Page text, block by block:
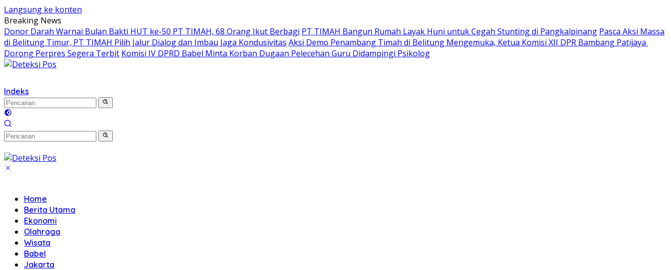
Langsung ke konten
Breaking News
Donor Darah Warnai Bulan Bakti HUT ke-50 PT TIMAH, 68 Orang Ikut Berbagi PT TIMAH Bangun Rumah Layak Huni untuk Cegah Stunting di Pangkalpinang Pasca Aksi Massa
di Belitung Timur, PT TIMAH Pilih Jalur Dialog dan Imbau Jaga Kondusivitas Aksi Demo Penambang Timah di Belitung Mengemuka, Ketua Komisi XII DPR Bambang Patijaya
Dorong Perpres Segera Terbit Komisi IV DPRD Babel Minta Korban Dugaan Pelecehan Guru Didampingi Psikolog
Indeks
Home
Berita Utama
Ekonomi
Olahraga
Wisata
Babel
Jakarta